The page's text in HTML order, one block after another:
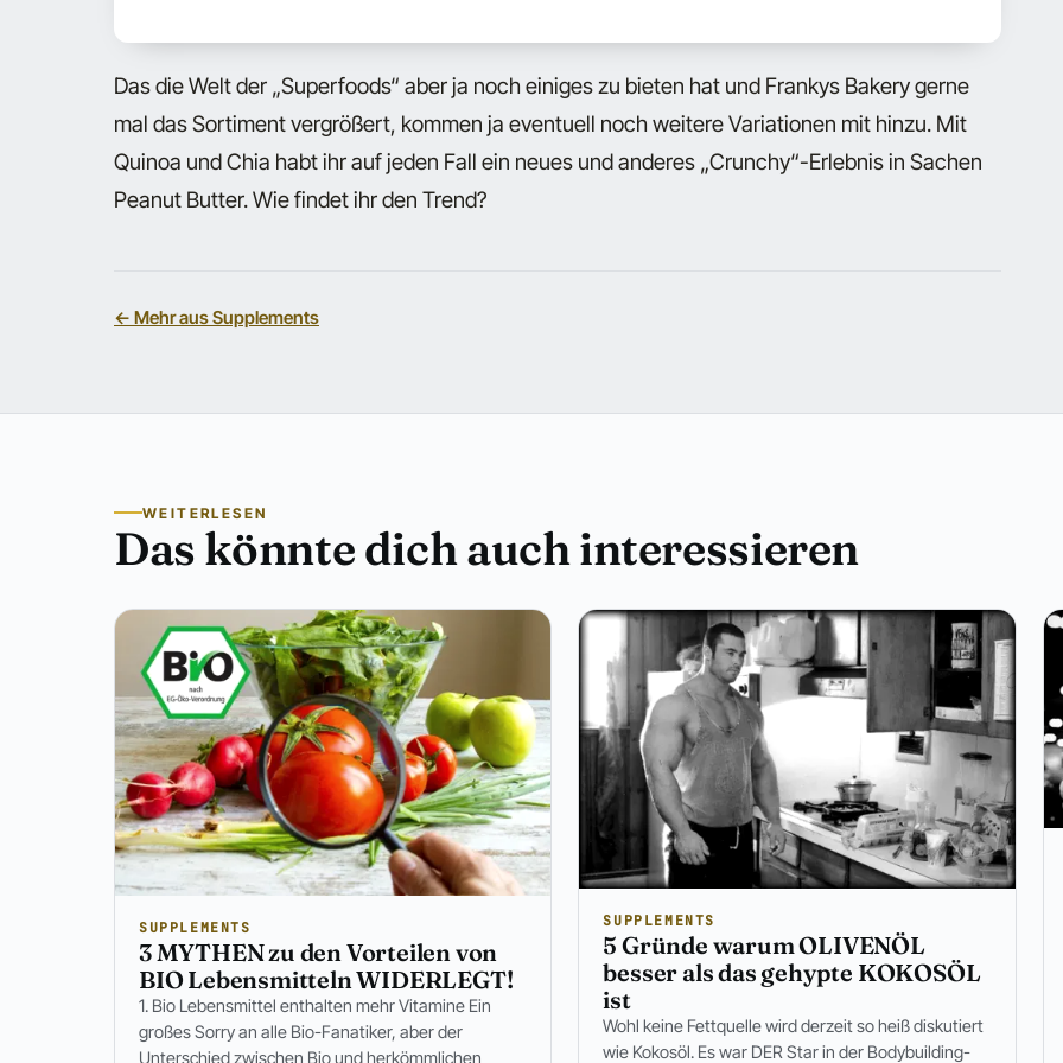
Das die Welt der „Superfoods“ aber ja noch einiges zu bieten hat und Frankys Bakery gerne
mal das Sortiment vergrößert, kommen ja eventuell noch weitere Variationen mit hinzu. Mit
Quinoa und Chia habt ihr auf jeden Fall ein neues und anderes „Crunchy“-Erlebnis in Sachen
Peanut Butter. Wie findet ihr den Trend?
← Mehr aus Supplements
WEITERLESEN
Das könnte dich auch interessieren
SUPPLEMENTS
3 MYTHEN zu den Vorteilen von
BIO Lebensmitteln WIDERLEGT!
1. Bio Lebensmittel enthalten mehr Vitamine Ein
großes Sorry an alle Bio-Fanatiker, aber der
Unterschied zwischen Bio und herkömmlichen
SUPPLEMENTS
5 Gründe warum OLIVENÖL
besser als das gehypte KOKOSÖL
ist
Wohl keine Fettquelle wird derzeit so heiß diskutiert
wie Kokosöl. Es war DER Star in der Bodybuilding-